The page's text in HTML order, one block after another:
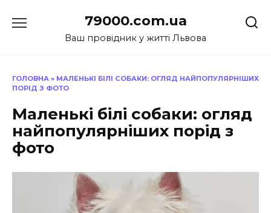
до
79000.com.ua
Ваш провідник у житті Львова
ГОЛОВНА » МАЛЕНЬКІ БІЛІ СОБАКИ: ОГЛЯД НАЙПОПУЛЯРНІШИХ
ПОРІД З ФОТО
Маленькі білі собаки: огляд
найпопулярніших порід з
фото